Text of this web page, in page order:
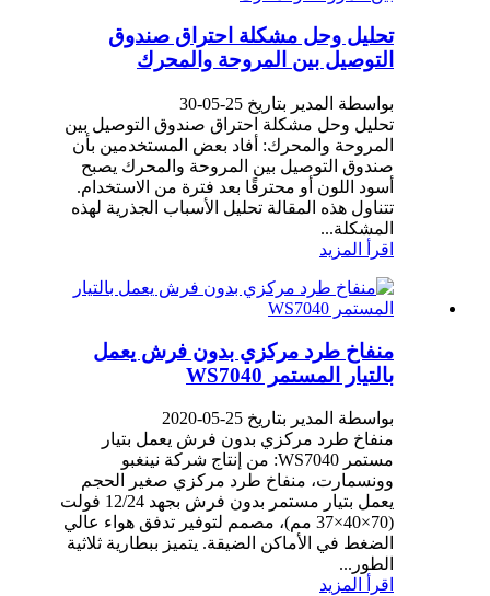
تحليل وحل مشكلة احتراق صندوق
التوصيل بين المروحة والمحرك
بواسطة المدير بتاريخ 25-05-30
تحليل وحل مشكلة احتراق صندوق التوصيل بين
المروحة والمحرك: أفاد بعض المستخدمين بأن
صندوق التوصيل بين المروحة والمحرك يصبح
أسود اللون أو محترقًا بعد فترة من الاستخدام.
تتناول هذه المقالة تحليل الأسباب الجذرية لهذه
المشكلة...
اقرأ المزيد
منفاخ طرد مركزي بدون فرش يعمل
بالتيار المستمر WS7040
بواسطة المدير بتاريخ 25-05-2020
منفاخ طرد مركزي بدون فرش يعمل بتيار
مستمر WS7040: من إنتاج شركة نينغبو
وونسمارت، منفاخ طرد مركزي صغير الحجم
يعمل بتيار مستمر بدون فرش بجهد 12/24 فولت
(70×40×37 مم)، مصمم لتوفير تدفق هواء عالي
الضغط في الأماكن الضيقة. يتميز ببطارية ثلاثية
الطور...
اقرأ المزيد